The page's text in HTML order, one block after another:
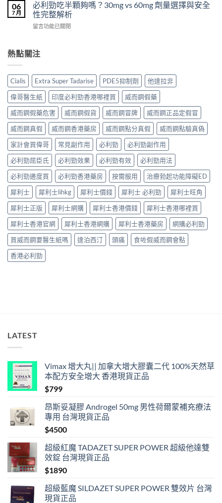
效
果
怎
麼
作
嗎？〉
中
裡
買？
年
齡
不
福
的
終
點〉
中
泊
西
汀
Dapoxetine）
用
析：
常
見
反
應、
發
生
率〉
中
利
士
（Cialis
犀
他
非）
起
效
與
藥
效
持
續
完
整
指
南：
30
分
鐘
見
效、
最
長
36
小
時、
正
購
06
7 月
必利勁吃半顆夠嗎？30mg vs 60mg 劑量選擇與安全
性完整解析
在
勁
吃
顆
夠
嗎？
30mg
vs
60mg
劑
量
選
擇
與
安
全
性
整
解
析〉
中
留言功能已關閉
熱點關注
Cialis Extra Super Tadarise PDE5抑制劑
他達拉非
偉哥醫生紙
印度必利勁香港哪裡買
威而鋼假藥
威而鋼假藥危害
威而鋼假貨 威而鋼冒牌
威而鋼正品定假冒
威而鋼真假
威而鋼香港藥房 威而鋼點分真假
威而鋼點驗真偽
家計會買偉哥
常見副作用 必利勁
必利勁副作用
必利勁屈臣氏
必利勁效果 必利勁有效
必利勁用法
必利勁邊度買
必利勁香港藥房 按需服用
治療勃起功能障礙ED
犀利士
犀利士lihkg 犀利士價錢 犀利士 必利勁
犀利士旺角
犀利士正版
犀利士網購 犀利士香港價錢
犀利士香港哪裡買
犀利士香港官網
犀利士香港網購 犀利士香港藥房
網購必利勁
買威而鋼要醫生紙嗎
達泊西汀 頭痛
食咗假威而鋼會點
香港必利勁
LATEST
Vimax 增大丸|| 加拿大增大膠囊二代 100%天然草
本配方安全增大 香港現貨正品
$799
昂斯妥凝膠 Androgel 50mg 男性荷爾蒙補充療法
專用 台灣現貨正品
$4500
超級紅魔 TADAZET SUPER POWER 超級他達雙
效錠 台灣現貨正品
$1890
超級藍魔 SILDAZET SUPER POWER 雙效片 台灣
現貨正品